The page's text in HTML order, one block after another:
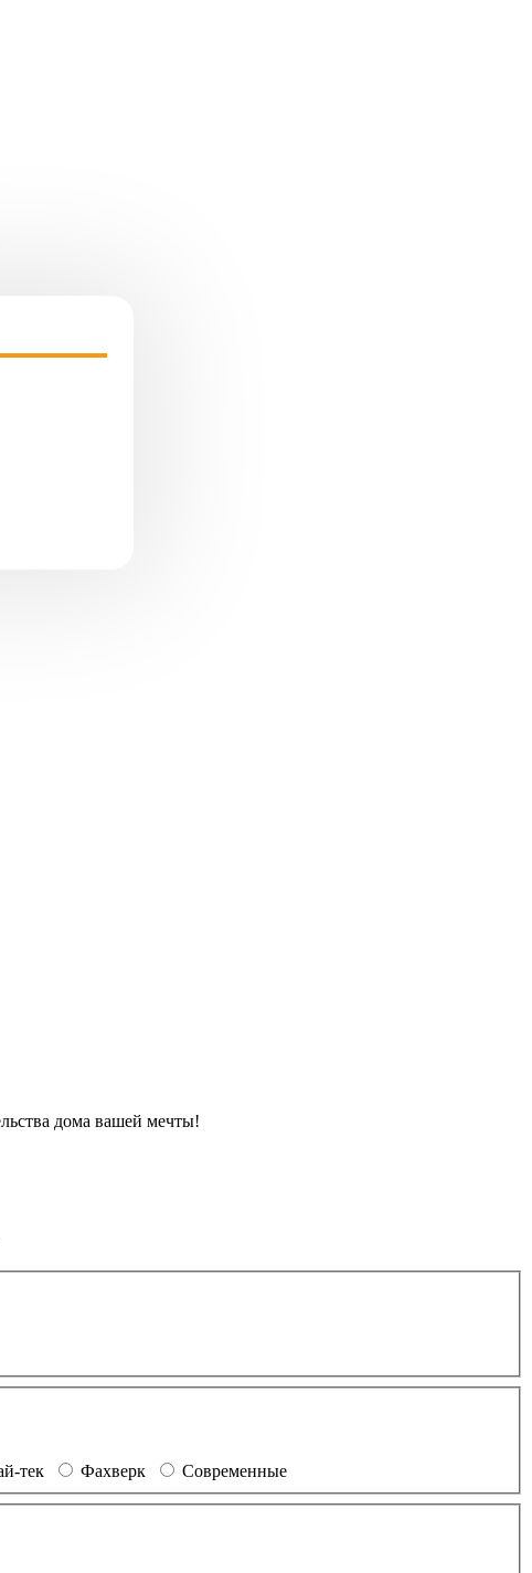
дома вашей мечты!
тек Фахверк
Современные